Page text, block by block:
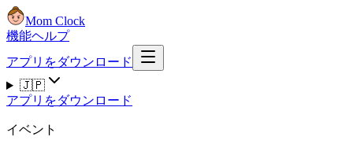
Mom Clock
機能ヘルプ
アプリをダウンロード
🇯🇵
アプリをダウンロード
イベント